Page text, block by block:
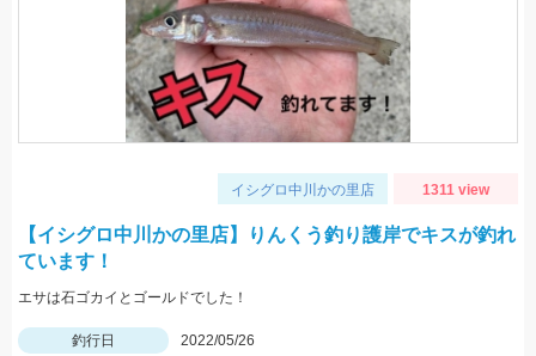
イシグロ中川かの里店 1311 view
【イシグロ中川かの里店】りんくう釣り護岸でキスが釣れ
ています！
エサは石ゴカイとゴールドでした！
釣行日
2022/05/26